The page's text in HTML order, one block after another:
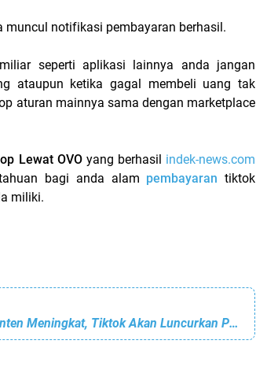
muncul notifikasi pembayaran berhasil.
seperti aplikasi lainnya anda jangan
ataupun ketika gagal membeli uang tak
aturan mainnya sama dengan marketplace
Lewat OVOyang berhasil indek-news.com
bagi anda alam pembayaran tiktok
miliki.
Tiktok : Pendapatan Creator Konten Meningkat, Tiktok Akan Luncurkan Program Terbaru